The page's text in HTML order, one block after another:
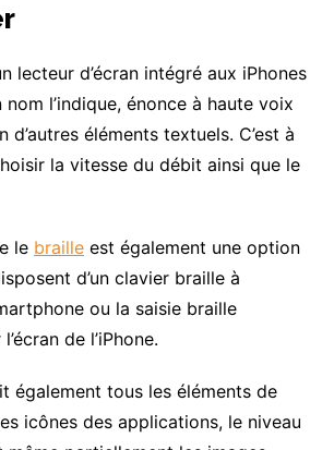
lecteur d’écran intégré aux iPhones
l’indique, énonce à haute voix
d’autres éléments textuels. C’est à
la vitesse du débit ainsi que le
le brailleest également une option
d’un clavier braille à
ou la saisie braille
de l’iPhone.
également tous les éléments de
icônes des applications, le niveau